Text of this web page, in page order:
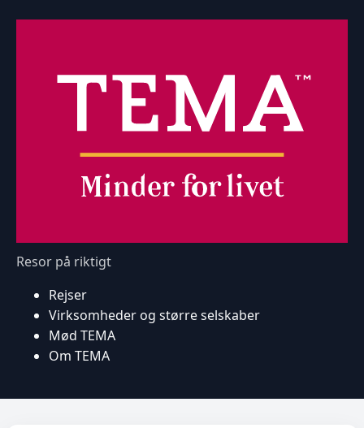
Resor på riktigt
Rejser
Virksomheder og større selskaber
Mød TEMA
Om TEMA